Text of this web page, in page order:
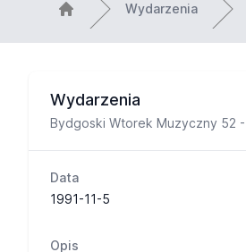
Wydarzenia
Wydarzenia
Bydgoski Wtorek Muzyczny 52
Data
1991-11-5
Opis